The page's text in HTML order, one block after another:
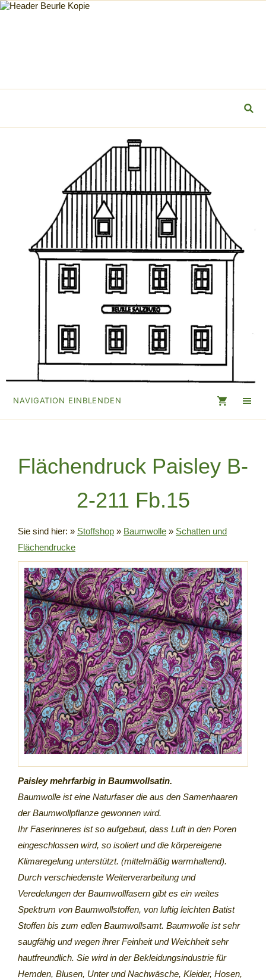
NAVIGATION EINBLENDEN
Flächendruck Paisley B-
2-211 Fb.15
Sie sind hier: » Stoffshop » Baumwolle » Schatten und
Flächendrucke
Paisley mehrfarbig in Baumwollsatin.
Baumwolle ist eine Naturfaser die aus den Samenhaaren
der Baumwollpflanze gewonnen wird.
Ihr Faserinneres ist so aufgebaut, dass Luft in den Poren
eingeschlossen wird, so isoliert und die körpereigene
Klimaregelung unterstützt. (mittelmäßig warmhaltend).
Durch verschiedenste Weiterverarbeitung und
Veredelungen der Baumwollfasern gibt es ein weites
Spektrum von Baumwollstoffen, von luftig leichten Batist
Stoffen bis zum edlen Baumwollsamt. Baumwolle ist sehr
saugfähig und wegen ihrer Feinheit und Weichheit sehr
hautfreundlich. Sie wird in der Bekleidungsindustrie für
Hemden, Blusen, Unter und Nachwäsche, Kleider, Hosen,